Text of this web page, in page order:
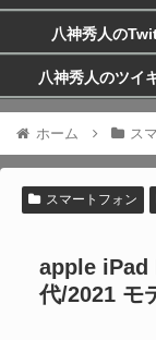
八神秀人の
八神秀人のツイ
ホーム ス
スマートフォン
apple iPad
代/2021 モ